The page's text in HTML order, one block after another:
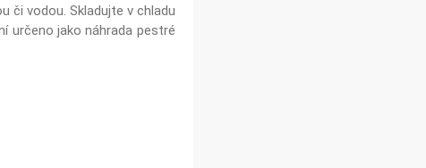
či vodou. Skladujte v chladu
určeno jako náhrada pestré